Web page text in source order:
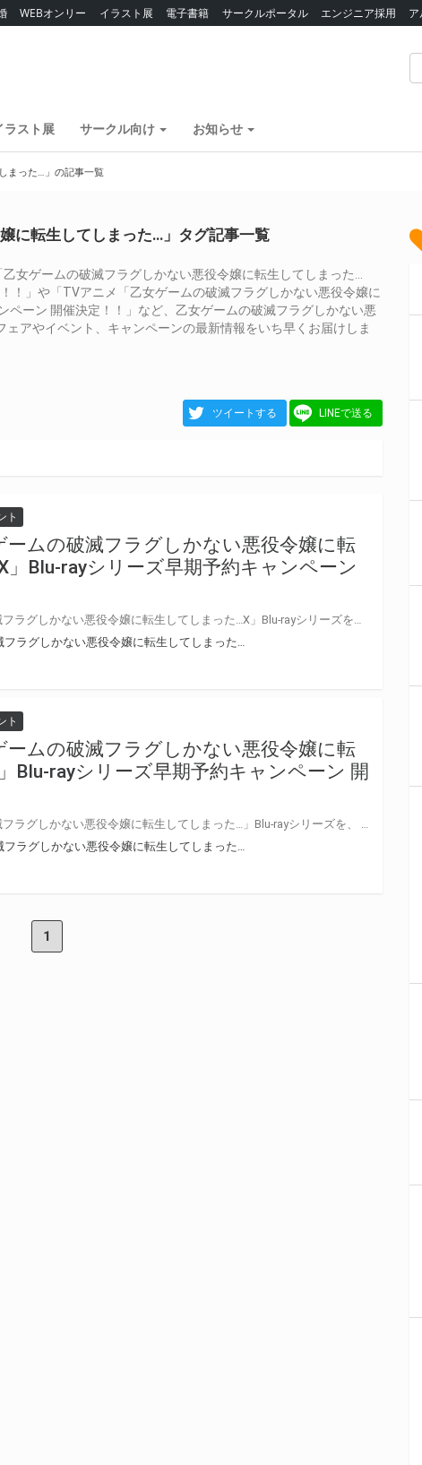
WEBオンリー イラスト展 電子書籍 サークルポータル エンジニア採用
ラスト展 サークル向け お知らせ
まった…」の記事一覧
に転生してしまった…」タグ記事一覧
女ゲームの破滅フラグしかない悪役令嬢に転生してしまった…
！」や「TVアニメ「乙女ゲームの破滅フラグしかない悪役令嬢に
ーン 開催決定！！」など、乙女ゲームの破滅フラグしかない悪
アやイベント、キャンペーンの最新情報をいち早くお届けしま
ツイートする LINEで送る
ト
ームの破滅フラグしかない悪役令嬢に転
Blu-rayシリーズ早期予約キャンペーン
ラグしかない悪役令嬢に転生してしまった…
ト
ームの破滅フラグしかない悪役令嬢に転
Blu-rayシリーズ早期予約キャンペーン 開
ラグしかない悪役令嬢に転生してしまった…
1